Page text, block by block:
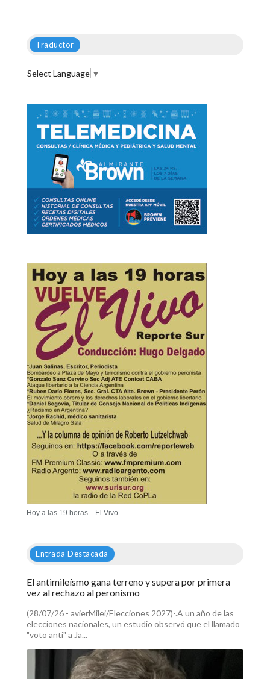
Traductor
Select Language ▼
Hoy a las 19 horas... El Vivo
Entrada Destacada
El antimileísmo gana terreno y supera por primera
vez al rechazo al peronismo
(28/07/26 - avierMilei/Elecciones 2027)-.A un año de las
elecciones nacionales, un estudio observó que el llamado
"voto anti" a Ja...